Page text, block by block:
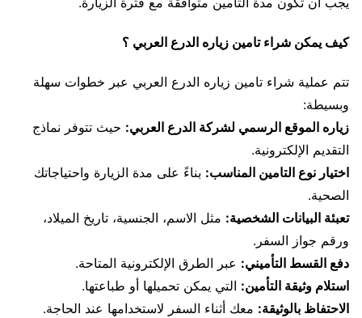
كيف يمكن شراء تامين زياره الدرع العربي ؟
تتم عملية شراء تامين زياره الدرع العربي عبر خطوات سهلة
وبسيطة:
زياره الموقع الرسمي لشركة الدرع العربي: حيث تتوفر نماذج
التقديم الإلكترونية.
اختيار نوع التامين المناسب: بناءً على مدة الزيارة واحتياجاتك
الصحية.
تعبئة البيانات الشخصية: مثل الاسم، الجنسية، تاريخ الميلاد،
ورقم جواز السفر.
دفع القسط التأميني: عبر الطرق الإلكترونية المتاحة.
استلام وثيقة التأمين: التي يمكن تحميلها أو طباعتها.
الاحتفاظ بالوثيقة: معك أثناء السفر لاستخدامها عند الحاجة.